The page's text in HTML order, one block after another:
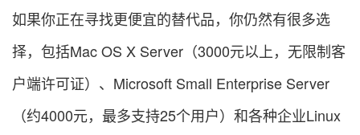
如果你正在寻找更便宜的替代品，你仍然有很多选
择，包括Mac OS X Server（3000元以上，无限制客
户端许可证）、Microsoft Small Enterprise Server
（约4000元，最多支持25个用户）和各种企业Linux